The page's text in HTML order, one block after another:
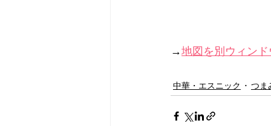
→地図を別ウィンド
中華・エスニック つま